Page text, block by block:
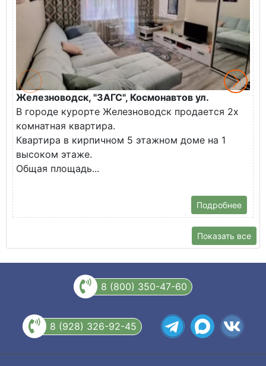
Железноводск, "ЗАГС", Космонавтов ул.
В городе курорте Железноводск продается 2х
комнатная квартира.
Квартира в кирпичном 5 этажном доме на 1
высоком этаже.
Общая площадь...
Подробнее
Показать все
8 (800) 350-47-60
8 (928) 326-92-45